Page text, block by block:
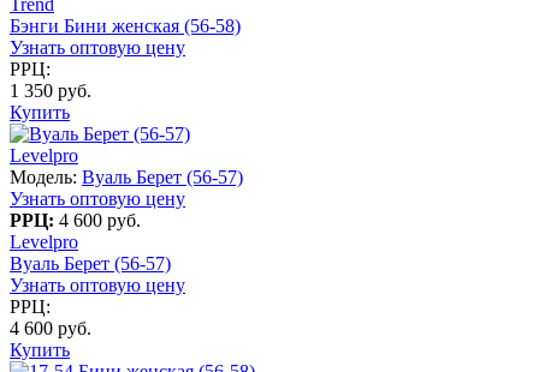
Бэнги Бини женская (56-58)
Узнать оптовую цену
РРЦ:
1 350 руб.
Купить
Levelpro
Модель: Вуаль Берет (56-57)
Узнать оптовую цену
РРЦ: 4 600 руб.
Levelpro
Вуаль Берет (56-57)
Узнать оптовую цену
РРЦ:
4 600 руб.
Купить